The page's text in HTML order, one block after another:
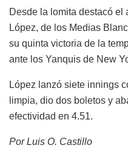
Desde la lomita destacó
López, de los Medias
su quinta victoria de la
ante los Yanquis de New
López lanzó siete innings
limpia, dio dos boletos y
efectividad en 4.51.
Por Luis O. Castillo